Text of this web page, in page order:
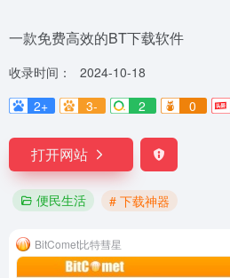
一款免费高效的BT下载软件
收录时间：
2024-10-18
2+
3- 2 0
打开网站
便民生活 # 下载神器
BitComet比特彗星